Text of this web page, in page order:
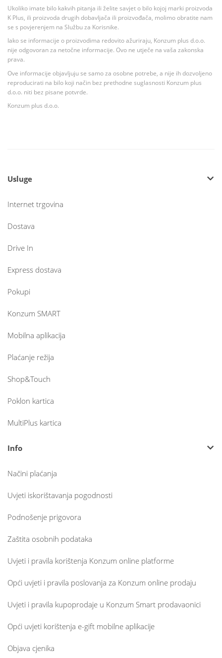
Ukoliko imate bilo kakvih pitanja ili želite savjet o bilo kojoj marki proizvoda
K Plus, ili proizvoda drugih dobavljača ili proizvođača, molimo obratite nam
se s povjerenjem na Službu za Korisnike.
Iako se informacije o proizvodima redovito ažuriraju, Konzum plus d.o.o.
nije odgovoran za netočne informacije. Ovo ne utječe na vaša zakonska
prava.
Ove informacije objavljuju se samo za osobne potrebe, a nije ih dozvoljeno
reproducirati na bilo koji način bez prethodne suglasnosti Konzum plus
d.o.o. niti bez pisane potvrde.
Konzum plus d.o.o.
Usluge
Internet trgovina
Dostava
Drive In
Express dostava
Pokupi
Konzum SMART
Mobilna aplikacija
Plaćanje režija
Shop&Touch
Poklon kartica
MultiPlus kartica
Info
Načini plaćanja
Uvjeti iskorištavanja pogodnosti
Podnošenje prigovora
Zaštita osobnih podataka
Uvjeti i pravila korištenja Konzum online platforme
Opći uvjeti i pravila poslovanja za Konzum online prodaju
Uvjeti i pravila kupoprodaje u Konzum Smart prodavaonici
Opći uvjeti korištenja e-gift mobilne aplikacije
Objava cjenika